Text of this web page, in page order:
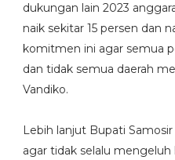
dukungan lain 2023
naik sekitar 15 persen dan
komitmen ini agar semua
dan tidak semua daerah
Vandiko.
Lebih lanjut Bupati
agar tidak selalu